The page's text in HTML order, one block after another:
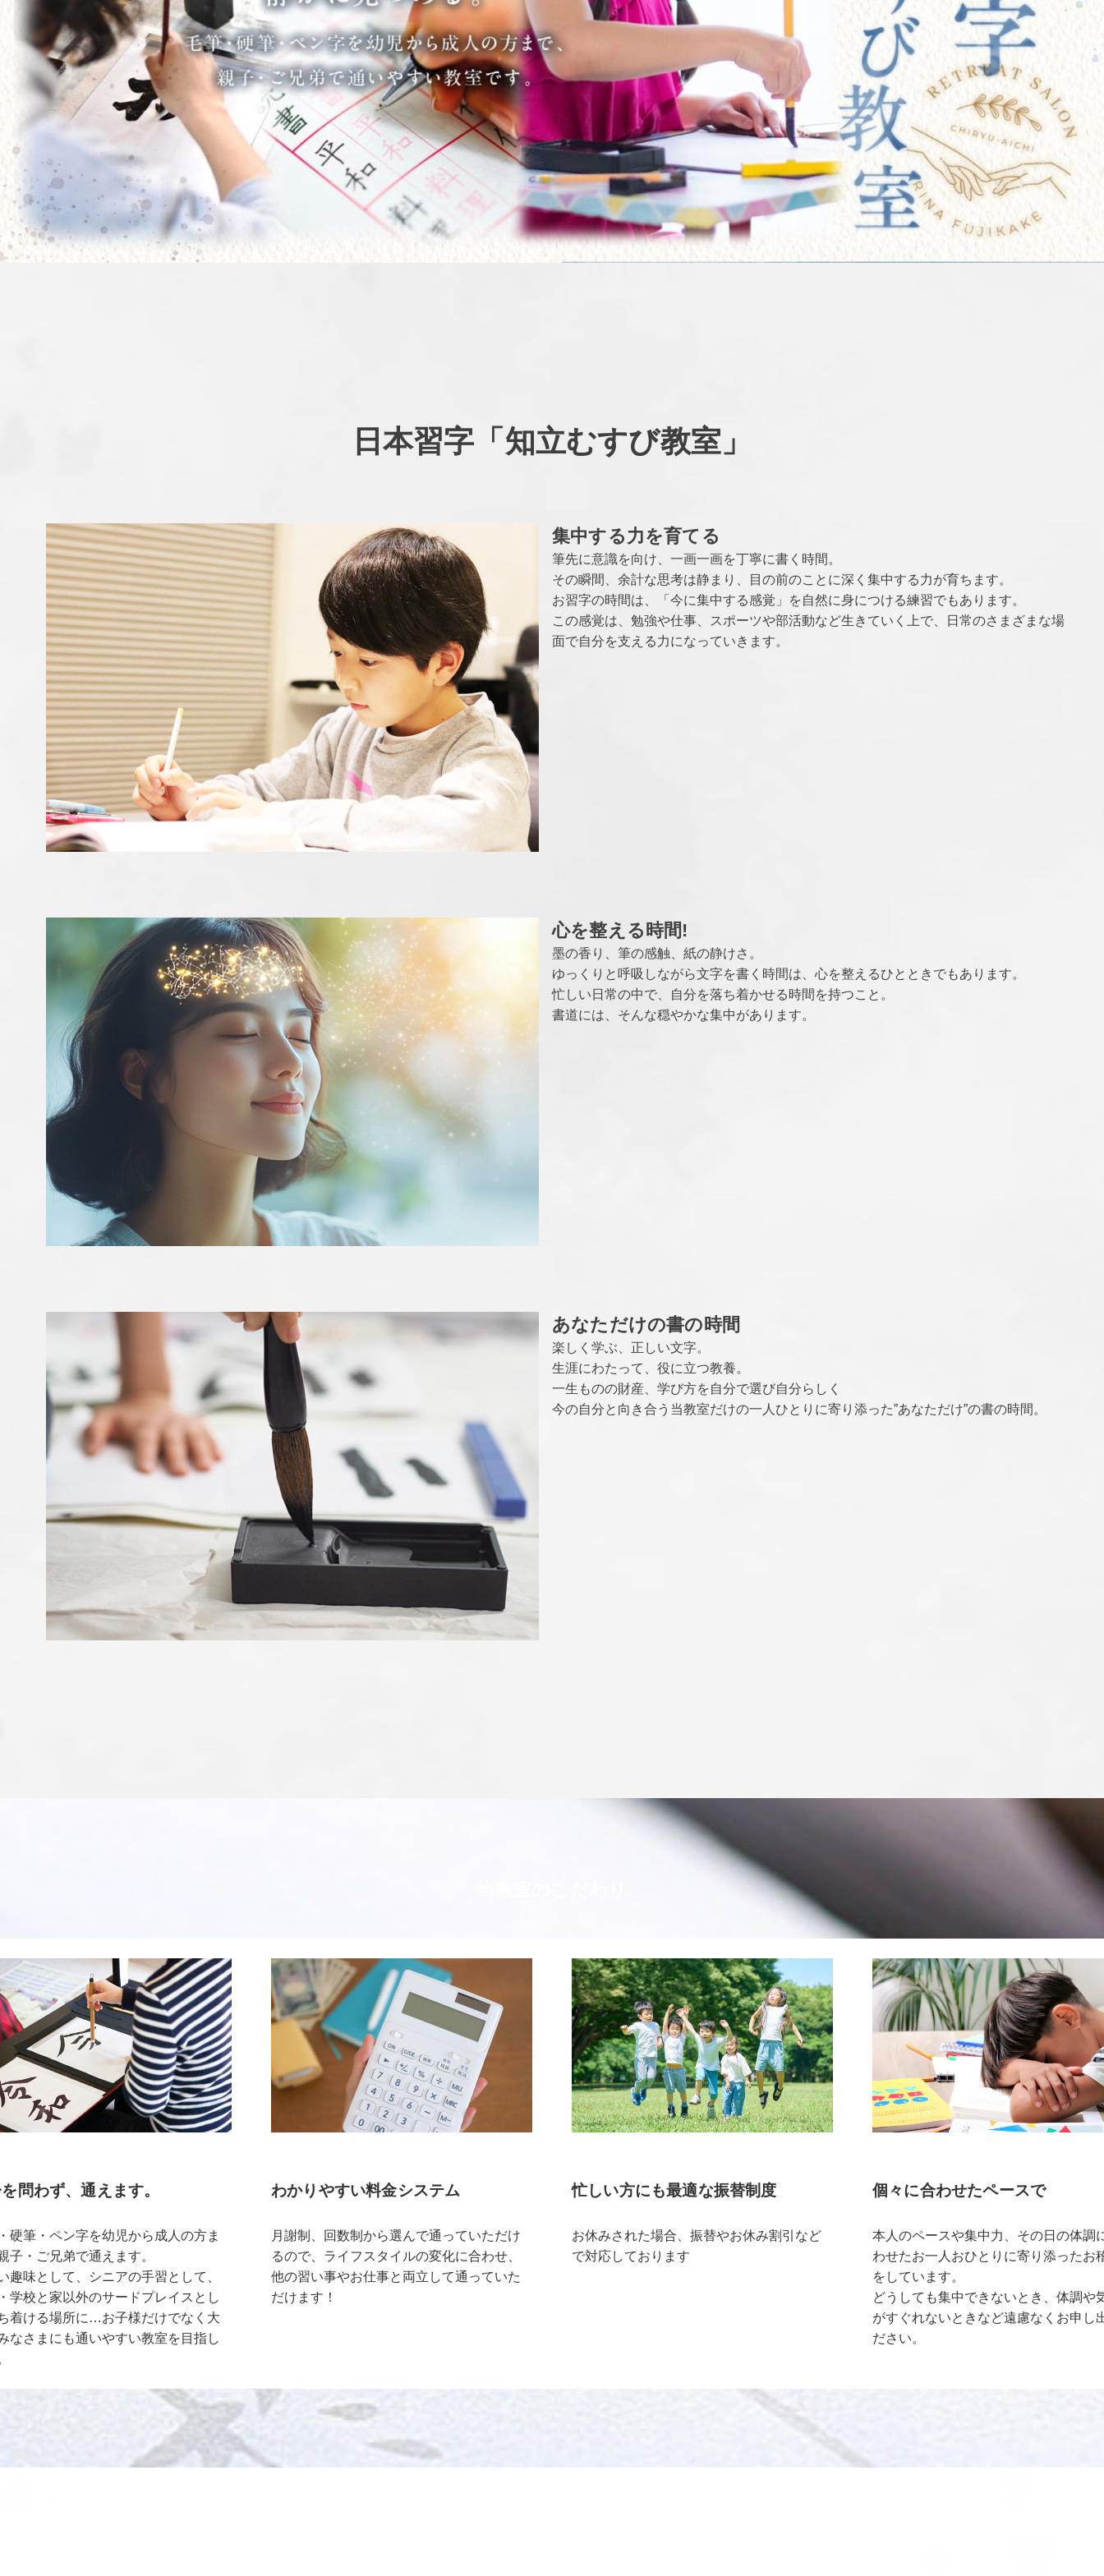
日本習字「知立むすび教室」
集中する力を育てる
筆先に意識を向け、一画一画を丁寧に書く時間。
その瞬間、余計な思考は静まり、目の前のことに深く集中する力が育ちます。
お習字の時間は、「今に集中する感覚」を自然に身につける練習でもあります。
この感覚は、勉強や仕事、スポーツや部活動など生きていく上で、日常のさまざまな場
面で自分を支える力になっていきます。
心を整える時間!
墨の香り、筆の感触、紙の静けさ。
ゆっくりと呼吸しながら文字を書く時間は、心を整えるひとときでもあります。
忙しい日常の中で、自分を落ち着かせる時間を持つこと。
書道には、そんな穏やかな集中があります。
あなただけの書の時間
楽しく学ぶ、正しい文字。
生涯にわたって、役に立つ教養。
一生ものの財産、学び方を自分で選び自分らしく
今の自分と向き合う当教室だけの一人ひとりに寄り添った”あなただけ”の書の時間。
問わず、通えます。
硬筆・ペン字を幼児から成人の方ま
子・ご兄弟で通えます。
趣味として、シニアの手習として、
学校と家以外のサードプレイスとし
着ける場所に…お子様だけでなく大
なさまにも通いやすい教室を目指し
わかりやすい料金システム
月謝制、回数制から選んで通っていただけ
るので、ライフスタイルの変化に合わせ、
他の習い事やお仕事と両立して通っていた
だけます！
忙しい方にも最適な振替制度
お休みされた場合、振替やお休み割引など
で対応しております
個々に合わせたペースで
本人のペースや集中力、その日の体調
わせたお一人おひとりに寄り添ったお
をしています。
どうしても集中できないとき、体調や
がすぐれないときなど遠慮なくお申し
ださい。